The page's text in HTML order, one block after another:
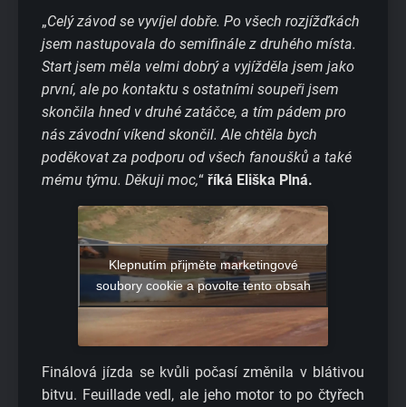
„Celý závod se vyvíjel dobře. Po všech rozjížďkách
jsem nastupovala do semifinále z druhého místa.
Start jsem měla velmi dobrý a vyjížděla jsem jako
první, ale po kontaktu s ostatními soupeři jsem
skončila hned v druhé zatáčce, a tím pádem pro
nás závodní víkend skončil. Ale chtěla bych
poděkovat za podporu od všech fanoušků a také
mému týmu. Děkuji moc,“ říká Eliška Plná.
Klepnutím přijměte marketingové
soubory cookie a povolte tento obsah
Finálová jízda se kvůli počasí změnila v blátivou
bitvu. Feuillade vedl, ale jeho motor to po čtyřech